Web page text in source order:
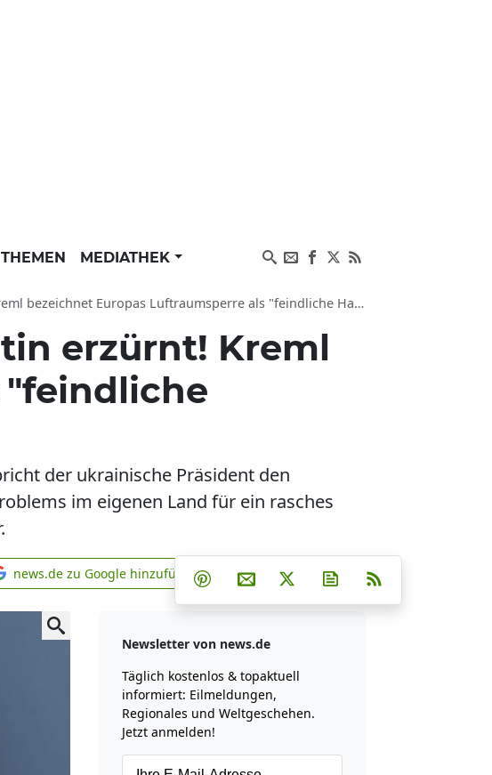
THEMEN MEDIATHEK
Europas Luftraumsperre als "feindliche Handlungen"
erzürnt! Kreml
der ukrainische Präsident den
im eigenen Land für ein rasches
news.de zu Google hinzufügen
news.de zu Google hinzufügen Teilen auf Facebook
Teilen auf Whatsapp
Teilen auf Telegram
Teilen auf Pinterest
Per E-Mail teilen
Post auf XNewsletter
Newsletter von news.de
Täglich kostenlos & topaktuell
informiert: Eilmeldungen,
Regionales und Weltgeschehen.
Jetzt anmelden!